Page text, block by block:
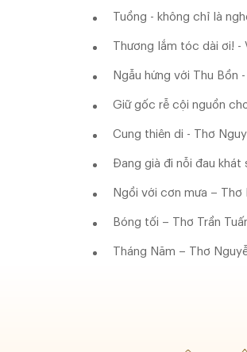
Tuồng - không chỉ là
Thương lắm tóc dài ơi! -
Ngẫu hứng với Thu Bồn
Giữ gốc rễ cội nguồn
Cung thiên di - Thơ
Đang già đi nỗi đau khát
Ngồi với cơn mưa – Thơ
Bóng tối – Thơ Trần
Tháng Năm – Thơ